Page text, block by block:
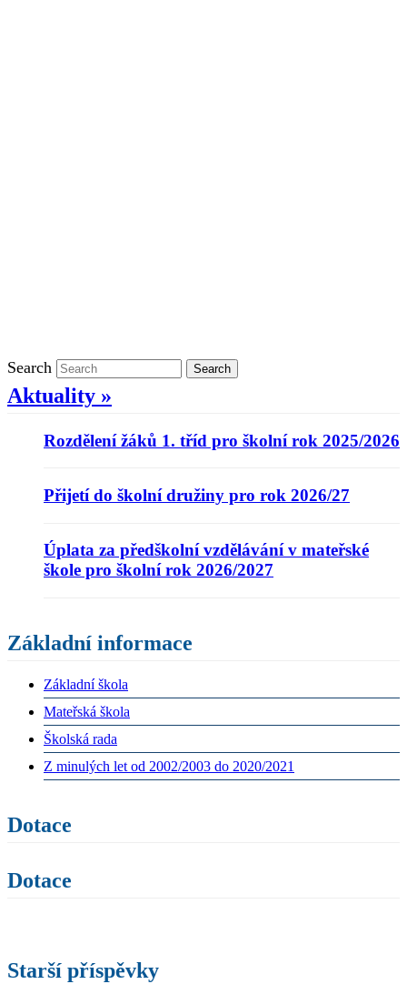
Search Search
Aktuality »
Rozdělení žáků 1. tříd pro školní rok 2025/2026
Přijetí do školní družiny pro rok 2026/27
Úplata za předškolní vzdělávání v mateřské
škole pro školní rok 2026/2027
Základní informace
Základní škola
Mateřská škola
Školská rada
Z minulých let od 2002/2003 do 2020/2021
Dotace
Dotace
Starší příspěvky